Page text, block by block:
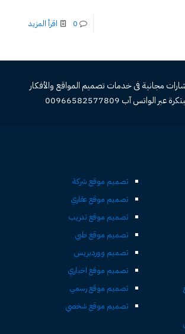
0 اقرأ المزيد
مجانية فى خدمات تصميم المواقع والأفكار
الواتس آب 00966582577809
تصميم موقع شركة
تصميم موقع عقاري
تصميم موقع تدريب
تصميم موقع طبي
تصميم ووردبريس
تصميم موقع اخباري
تصميم موقع رسمي
تصميم موقع شخصي